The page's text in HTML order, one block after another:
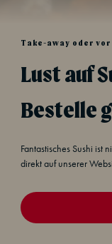
Take-away oder
Lust auf
Bestelle
Fantastisches Sushi ist
direkt auf unserer